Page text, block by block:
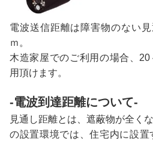
電波送信距離は障害物のない
ｍ。
木造家屋でのご利用の場合、
用頂けます。
-電波到達距離について-
見通し距離とは、遮蔽物が全く
の設置環境では、住宅内に設